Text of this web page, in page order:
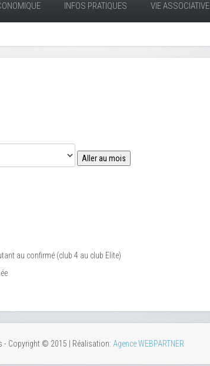
INFOS PRATIQUES VIE ASSOCIATIVE
Aller au mois
au confirmé (club 4 au club Elite)
- Copyright © 2015 | Réalisation: Agence WEBPARTNER